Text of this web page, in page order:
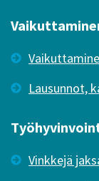
Lausunnot,
Vinkkejä